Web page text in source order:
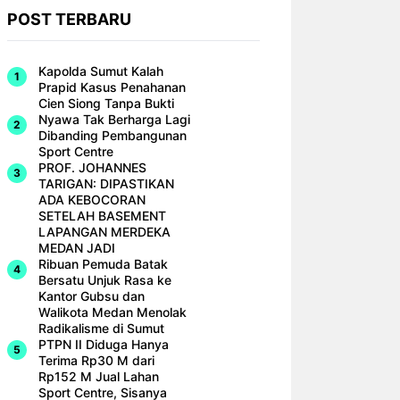
POST TERBARU
Kapolda Sumut Kalah
Prapid Kasus Penahanan
Cien Siong Tanpa Bukti
Nyawa Tak Berharga Lagi
Dibanding Pembangunan
Sport Centre
PROF. JOHANNES
TARIGAN: DIPASTIKAN
ADA KEBOCORAN
SETELAH BASEMENT
LAPANGAN MERDEKA
MEDAN JADI
Ribuan Pemuda Batak
Bersatu Unjuk Rasa ke
Kantor Gubsu dan
Walikota Medan Menolak
Radikalisme di Sumut
PTPN II Diduga Hanya
Terima Rp30 M dari
Rp152 M Jual Lahan
Sport Centre, Sisanya